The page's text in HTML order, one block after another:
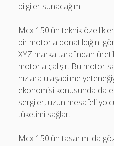
bilgiler sunacağım.
Mcx 150'ün teknik
bir motorla donatıldığını
XYZ marka tarafından
motorla çalışır. Bu motor
hızlara ulaşabilme
ekonomisi konusunda da
sergiler, uzun mesafeli
tüketimi sağlar.
Mcx 150'ün tasarımı da